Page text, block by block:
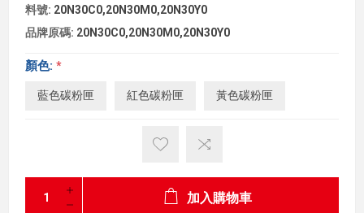
料號: 20N30C0,20N30M0,20N30Y0
品牌原碼: 20N30C0,20N30M0,20N30Y0
顏色: *
藍色碳粉匣 紅色碳粉匣 黃色碳粉匣
加入購物車